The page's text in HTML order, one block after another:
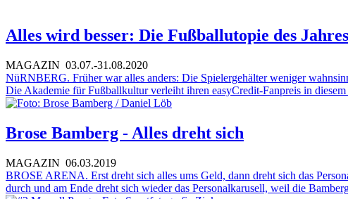
Alles wird besser: Die Fußballutopie des Jahres
MAGAZIN 03.07.-31.08.2020
NüRNBERG. Früher war alles anders: Die Spielergehälter weniger
Die Akademie für Fußballkultur verleiht ihren easyCredit-Fanpreis in
Brose Bamberg - Alles dreht sich
MAGAZIN 06.03.2019
BROSE ARENA. Erst dreht sich alles ums Geld, dann dreht sich das
durch und am Ende dreht sich wieder das Personalkarusell, weil die